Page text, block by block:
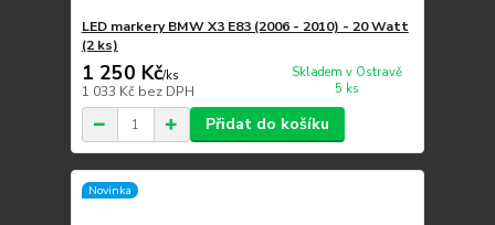
LED markery BMW X3 E83 (2006 - 2010) - 20 Watt
(2 ks)
1 250 Kč/ks
1 033 Kč bez DPH
Skladem v Ostravě
5 ks
Přidat do košíku
Novinka